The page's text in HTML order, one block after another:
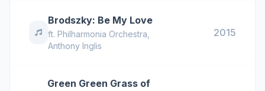
Brodszky: Be My Love
ft. Philharmonia Orchestra
Anthony Inglis
2015
Green Green Grass of